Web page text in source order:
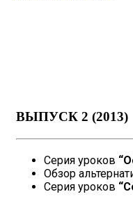
ВЫПУСК 2 (2013)
Серия уроков
Обзор
Серия уроков